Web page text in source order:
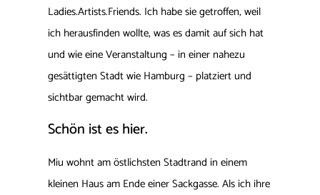
Ladies.Artists.Friends. Ich habe sie getroffen, weil
ich herausfinden wollte, was es damit auf sich hat
und wie eine Veranstaltung – in einer nahezu
gesättigten Stadt wie Hamburg – platziert und
sichtbar gemacht wird.
Schön ist es hier.
Miu wohnt am östlichsten Stadtrand in einem
kleinen Haus am Ende einer Sackgasse. Als ich ihre